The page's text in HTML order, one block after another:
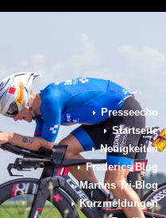
Presseecho
Startseite
Neuigkeiten
Frederics Blog
Martins Tri-Blog
Kurzmeldungen